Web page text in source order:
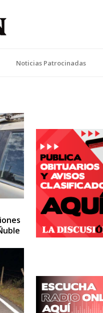
Noticias Patrocinadas